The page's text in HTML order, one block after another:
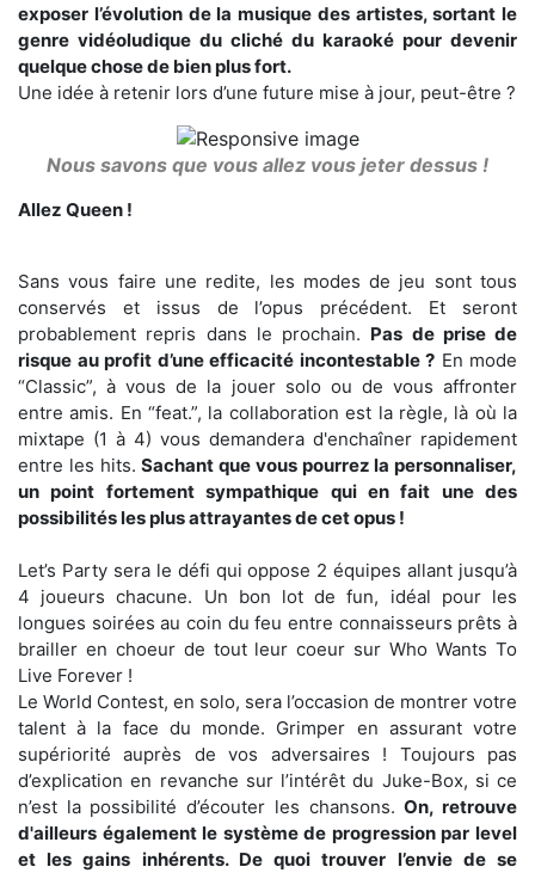
exposer l’évolution de la musique des artistes, sortant le
genre vidéoludique du cliché du karaoké pour devenir
quelque chose de bien plus fort.
Une idée à retenir lors d’une future mise à jour, peut-être ?
Nous savons que vous allez vous jeter dessus !
Allez Queen !
Sans vous faire une redite, les modes de jeu sont tous
conservés et issus de l’opus précédent. Et seront
probablement repris dans le prochain. Pas de prise de
risque au profit d’une efficacité incontestable ? En mode
“Classic”, à vous de la jouer solo ou de vous affronter
entre amis. En “feat.”, la collaboration est la règle, là où la
mixtape (1 à 4) vous demandera d'enchaîner rapidement
entre les hits.Sachant que vous pourrez la personnaliser,
un point fortement sympathique qui en fait une des
possibilités les plus attrayantes de cet opus !
Let’s Party sera le défi qui oppose 2 équipes allant jusqu’à
4 joueurs chacune. Un bon lot de fun, idéal pour les
longues soirées au coin du feu entre connaisseurs prêts à
brailler en choeur de tout leur coeur sur Who Wants To
Live Forever !
Le World Contest, en solo, sera l’occasion de montrer votre
talent à la face du monde. Grimper en assurant votre
supériorité auprès de vos adversaires ! Toujours pas
d’explication en revanche sur l’intérêt du Juke-Box, si ce
n’est la possibilité d’écouter les chansons.On, retrouve
d'ailleurs également le système de progression par level
et les gains inhérents. De quoi trouver l’envie de se